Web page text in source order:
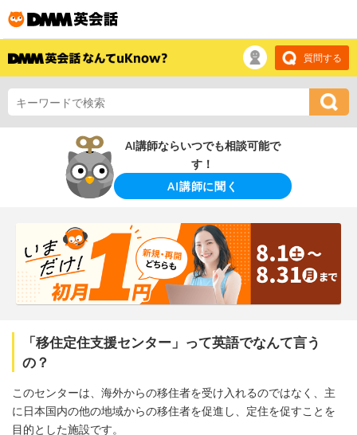
質問する
AI講師ならいつでも相談可能で
す！
AI講師に聞く
「移住定住支援センター」って英語でなんて言う
の？
このセンターは、海外からの移住者を受け入れるのではなく、主
に日本国内の他の地域からの移住者を促進し、定住を促すことを
目的とした施設です。